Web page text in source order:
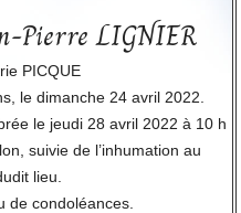
Pierre LIGNIER
PICQUE
le dimanche 24 avril 2022.
le jeudi 28 avril 2022 à 10 h
suivie de l’inhumation au
lieu.
de condoléances.